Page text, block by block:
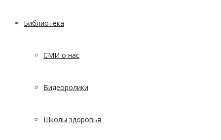
Библиотека
СМИ о нас
Видеоролики
Школы здоровья